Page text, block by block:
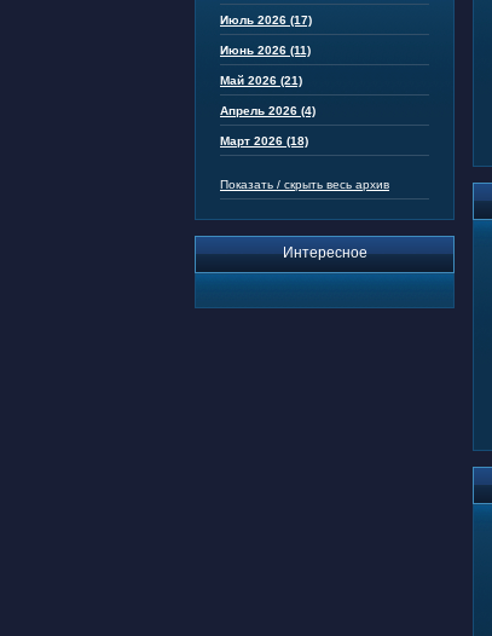
Июль 2026 (17)
Июнь 2026 (11)
Май 2026 (21)
Апрель 2026 (4)
Март 2026 (18)
Показать / скрыть весь архив
Интересное